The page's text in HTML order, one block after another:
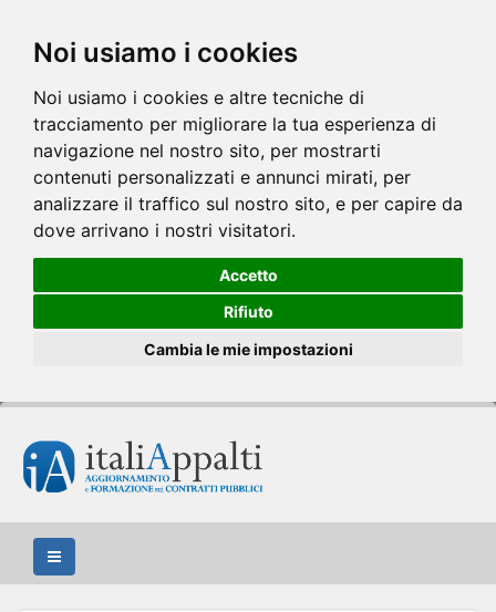
Noi usiamo i cookies
Noi usiamo i cookies e altre tecniche di
tracciamento per migliorare la tua esperienza di
navigazione nel nostro sito, per mostrarti
contenuti personalizzati e annunci mirati, per
analizzare il traffico sul nostro sito, e per capire da
dove arrivano i nostri visitatori.
Accetto
Rifiuto
Cambia le mie impostazioni